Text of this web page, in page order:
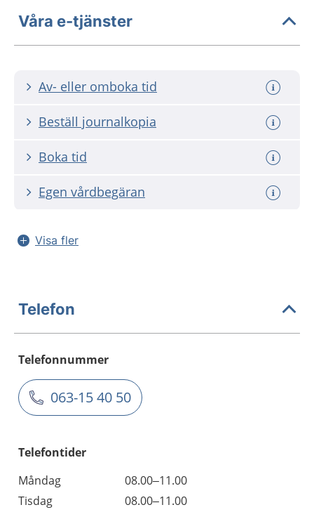
Våra e-tjänster
Av- eller omboka tid
Beställ journalkopia
Boka tid
Egen vårdbegäran
Visa fler
Telefon
Telefonnummer
063-15 40 50
Telefontider
Måndag
08.00–11.00
Tisdag
08.00–11.00